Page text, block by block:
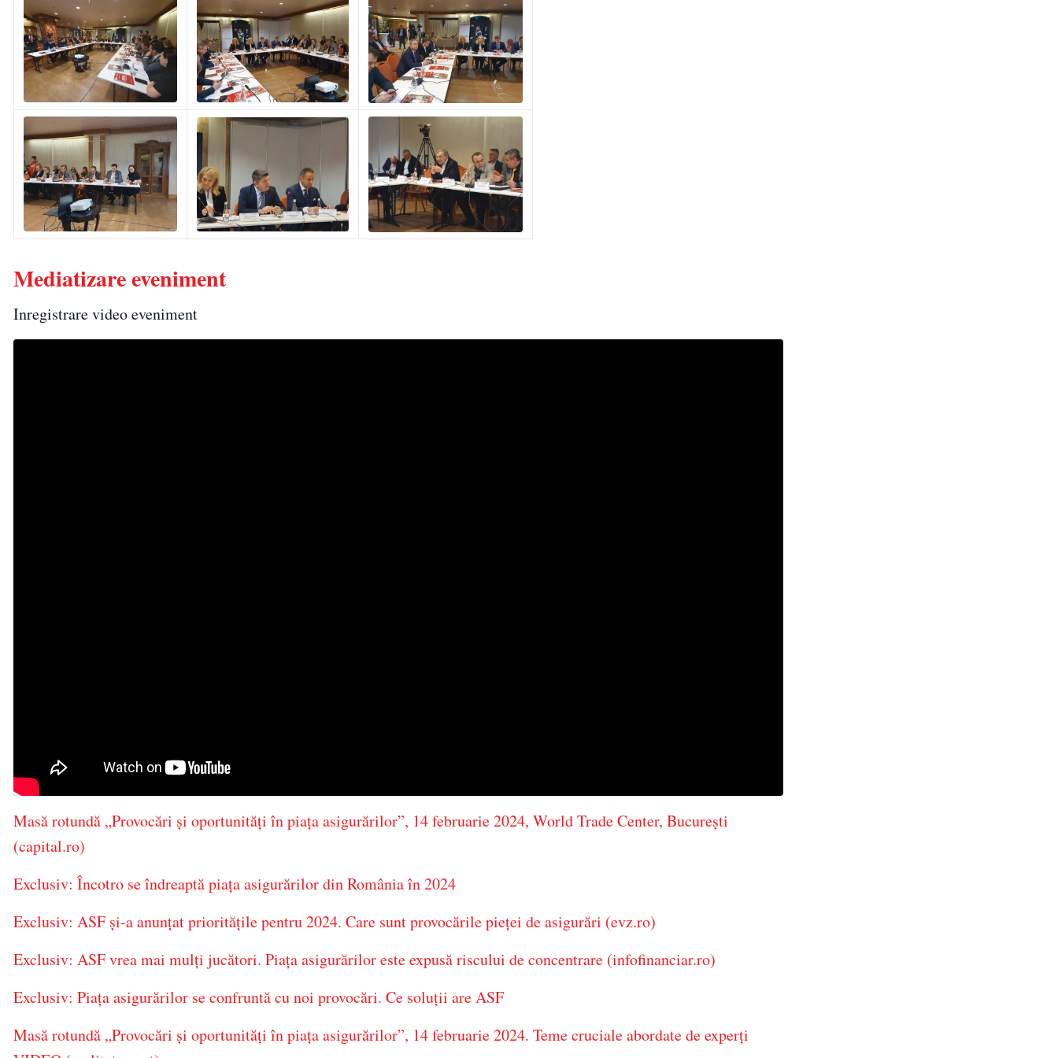
Mediatizare eveniment
Inregistrare video eveniment
Masă rotundă „Provocări și oportunități în piața asigurărilor”, 14 februarie 2024, World Trade Center, București
(capital.ro)
Exclusiv: Încotro se îndreaptă piața asigurărilor din România în 2024
Exclusiv: ASF și-a anunțat prioritățile pentru 2024. Care sunt provocările pieței de asigurări (evz.ro)
Exclusiv: ASF vrea mai mulți jucători. Piața asigurărilor este expusă riscului de concentrare (infofinanciar.ro)
Exclusiv: Piața asigurărilor se confruntă cu noi provocări. Ce soluții are ASF
Masă rotundă „Provocări și oportunități în piața asigurărilor”, 14 februarie 2024. Teme cruciale abordate de experți